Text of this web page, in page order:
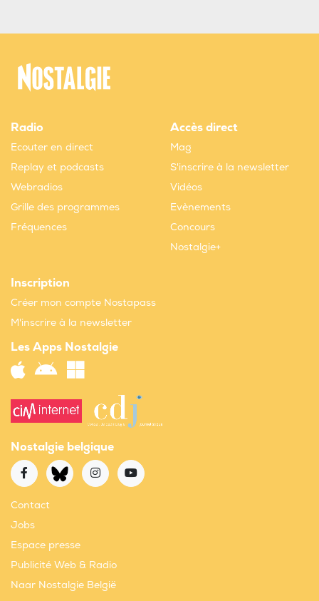
Radio
Ecouter en direct
Replay et podcasts
Webradios
Grille des programmes
Fréquences
Accès direct
Mag
S'inscrire à la newsletter
Vidéos
Evènements
Concours
Nostalgie+
Inscription
Créer mon compte Nostapass
M'inscrire à la newsletter
Les Apps Nostalgie
Nostalgie belgique
Contact
Jobs
Espace presse
Publicité Web & Radio
Naar Nostalgie België